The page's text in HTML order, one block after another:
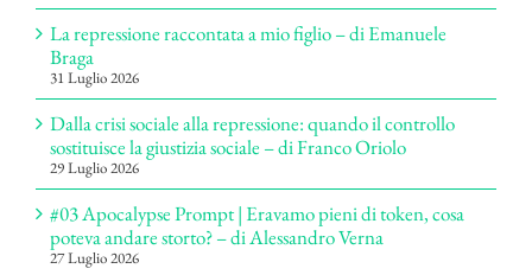
La repressione raccontata a mio figlio – di Emanuele
Braga
31 Luglio 2026
Dalla crisi sociale alla repressione: quando il controllo
sostituisce la giustizia sociale – di Franco Oriolo
29 Luglio 2026
#03 Apocalypse Prompt | Eravamo pieni di token, cosa
poteva andare storto? – di Alessandro Verna
27 Luglio 2026